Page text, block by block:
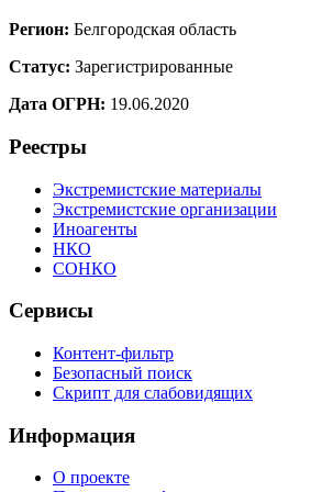
Регион: Белгородская область
Статус: Зарегистрированные
Дата ОГРН: 19.06.2020
Реестры
Экстремистские материалы
Экстремистские организации
Иноагенты
НКО
СОНКО
Сервисы
Контент-фильтр
Безопасный поиск
Скрипт для слабовидящих
Информация
О проекте